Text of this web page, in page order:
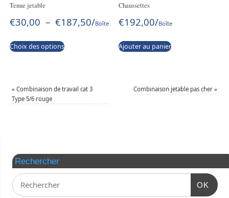
Tenue jetable
€30,00 – €187,50/Boîte
Choix des options
Chaussettes
€192,00/Boîte
Ajouter au panier
« Combinaison de travail cat 3
Type 5/6 rouge
Combinaison jetable pas cher»
Rechercher
OK